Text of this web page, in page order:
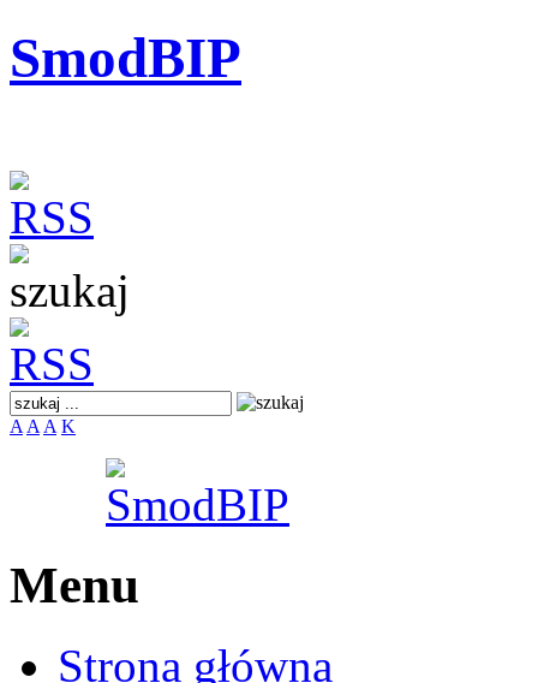
SmodBIP
A A A K
Menu
Strona główna